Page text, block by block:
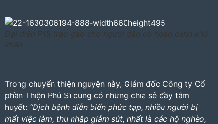
Đại diện P15 trao gạo cho người dân có hoàn cảnh khó
khăn
Trong chuyến thiện nguyện này, Giám đốc Công ty Cổ
phần Thiện Phú Sĩ cũng có những chia sẻ đầy tâm
huyết: “Dịch bệnh diễn biến phức tạp, nhiều người bị
mất việc làm, thu nhập giảm sút, nhất là các hộ nghèo,